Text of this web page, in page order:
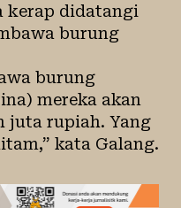
kerap didatangi
burung
burung
mereka akan
juta rupiah. Yang
kata Galang.